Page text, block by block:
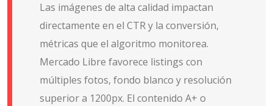
Las imágenes de alta calidad impactan
directamente en el CTR y la conversión,
métricas que el algoritmo monitorea.
Mercado Libre favorece listings con
múltiples fotos, fondo blanco y resolución
superior a 1200px. El contenido A+ o